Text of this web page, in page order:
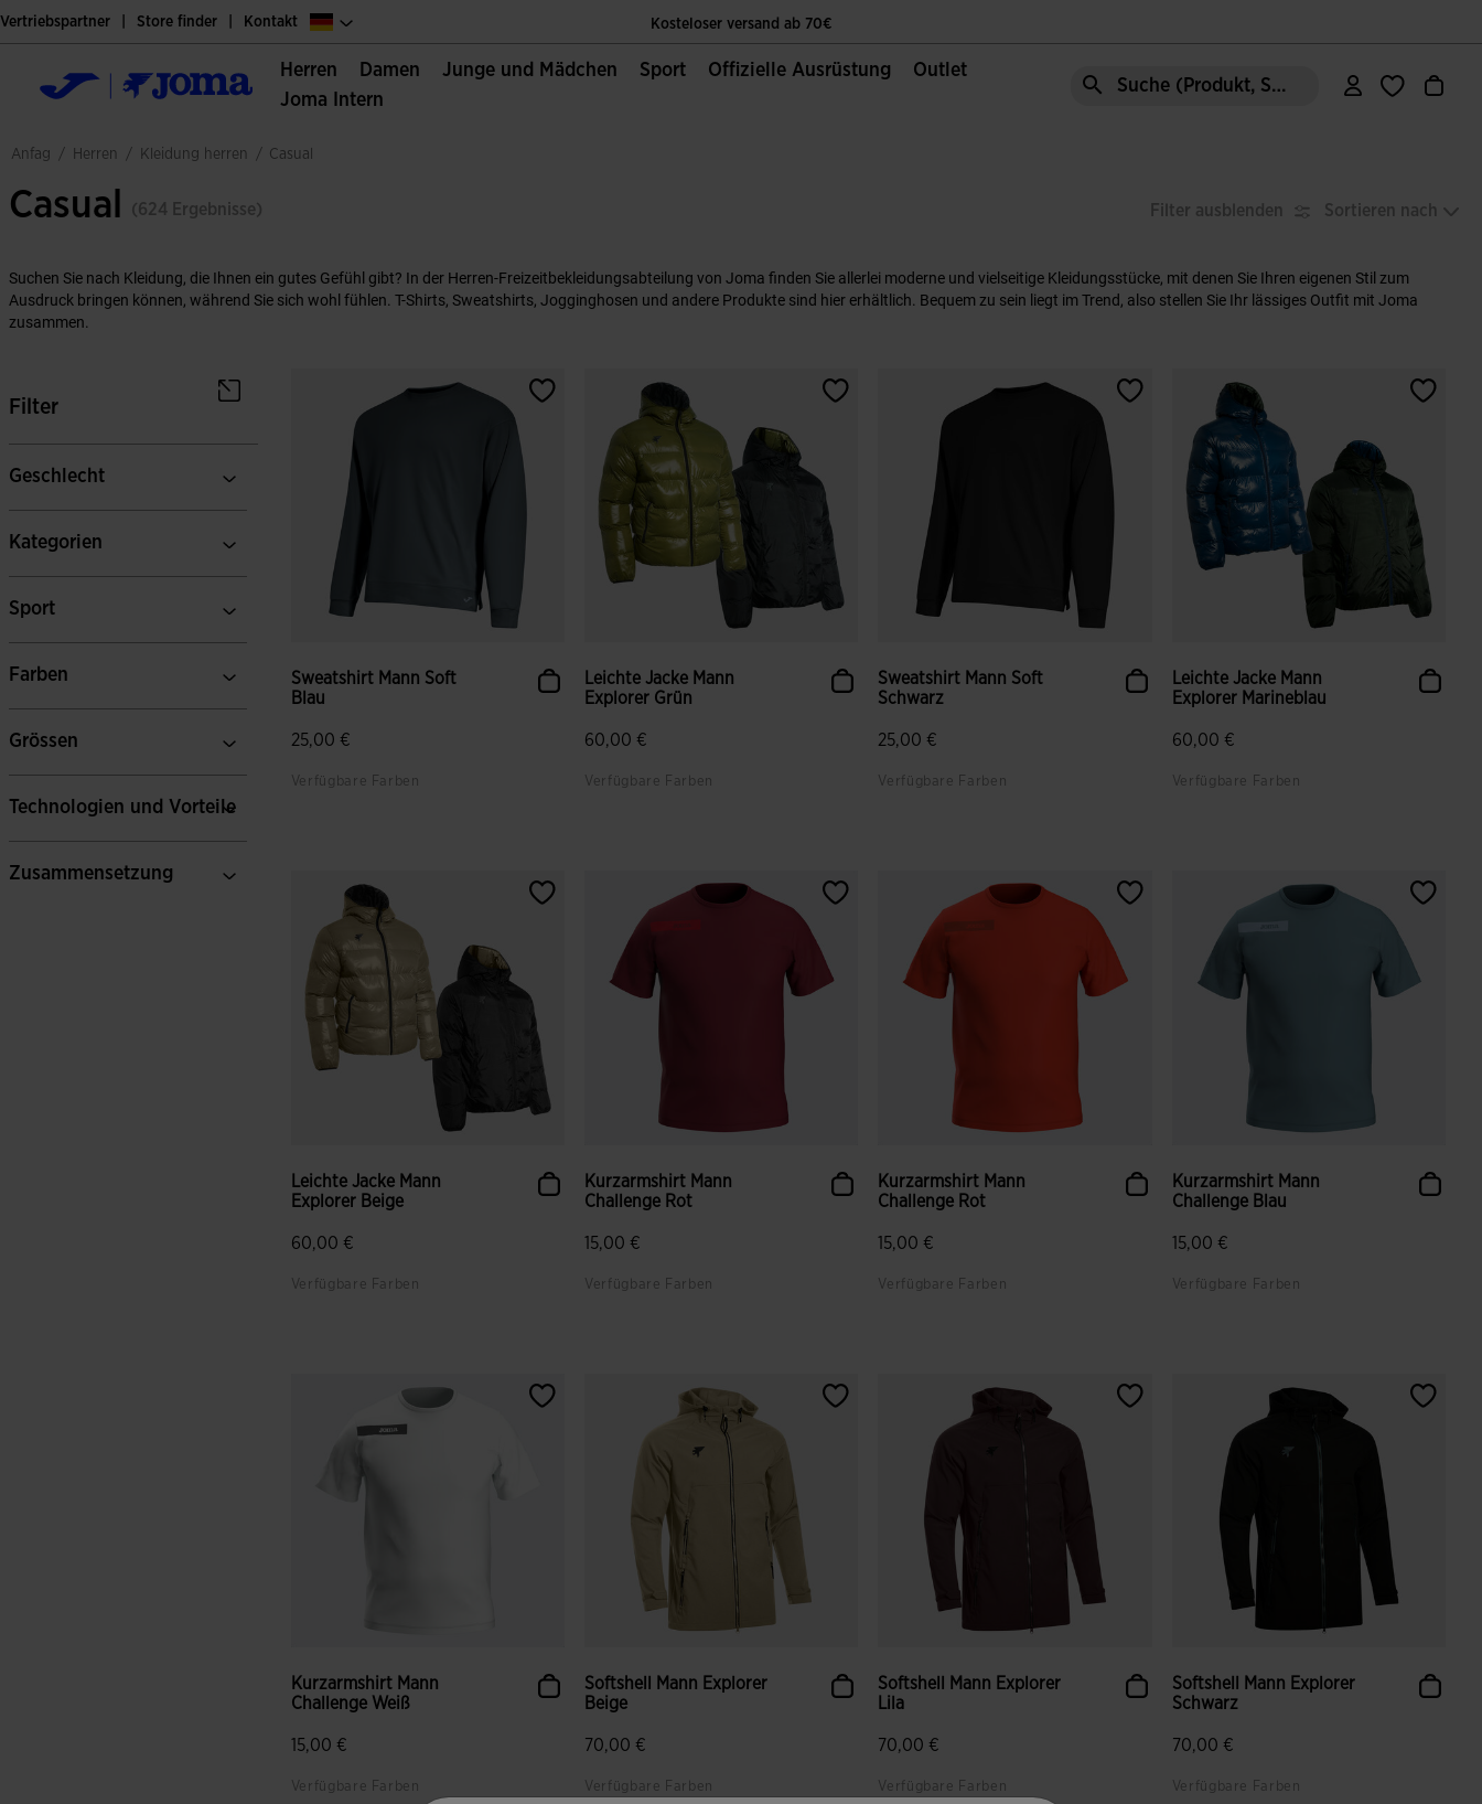
Kosteloser versand ab 70€
Die Einzige Offizielle Website von Joma Sport
Vertriebspartner Store finder Kontakt
Herren Damen Junge und Mädchen Sport Offizielle Ausrüstung
Outlet
Joma Intern
Suche (Produkt, Stil, Bereich, etc.)
anfag / herren / kleidung herren / casual
Casual (624 Ergebnisse) Filter ausblenden Sortieren nach
Suchen Sie nach Kleidung, die Ihnen ein gutes Gefühl gibt? In der Herren-Freizeitbekleidungsabteilung von Joma finden Sie allerlei moderne und vielseitige Kleidungsstücke, mit denen Sie Ihren eigenen Stil zum
Ausdruck bringen können, während Sie sich wohl fühlen. T-Shirts, Sweatshirts, Jogginghosen und andere Produkte sind hier erhältlich. Bequem zu sein liegt im Trend, also stellen Sie Ihr lässiges Outfit mit Joma
zusammen.
Filter
Geschlecht
Kategorien
Sport
Farben
Grössen
Technologien und Vorteile
Zusammensetzung
Sweatshirt Mann Soft
Blau
25,00 €
Verfügbare Farben
Leichte Jacke Mann
Explorer Grün
60,00 €
Verfügbare Farben
Sweatshirt Mann Soft
Schwarz
25,00 €
Verfügbare Farben
Leichte Jacke Mann
Explorer Marineblau
60,00 €
Verfügbare Farben
Leichte Jacke Mann
Explorer Beige
60,00 €
Verfügbare Farben
Kurzarmshirt Mann
Challenge Rot
15,00 €
Verfügbare Farben
Kurzarmshirt Mann
Challenge Rot
15,00 €
Verfügbare Farben
Kurzarmshirt Mann
Challenge Blau
15,00 €
Verfügbare Farben
Kurzarmshirt Mann
Challenge Weiß
15,00 €
Verfügbare Farben
Softshell Mann Explorer
Beige
70,00 €
Verfügbare Farben
Softshell Mann Explorer
Lila
70,00 €
Verfügbare Farben
Softshell Mann Explorer
Schwarz
70,00 €
Verfügbare Farben